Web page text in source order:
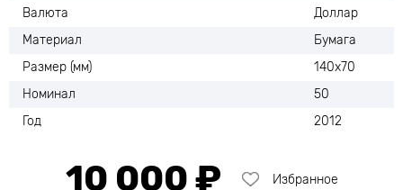
Валюта
Доллар
Материал
Бумага
Размер (мм)
140х70
Номинал
50
Год
2012
10 000 ₽ Избранное